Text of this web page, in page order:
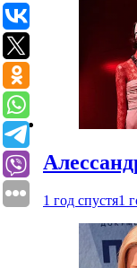
1 год спустя1